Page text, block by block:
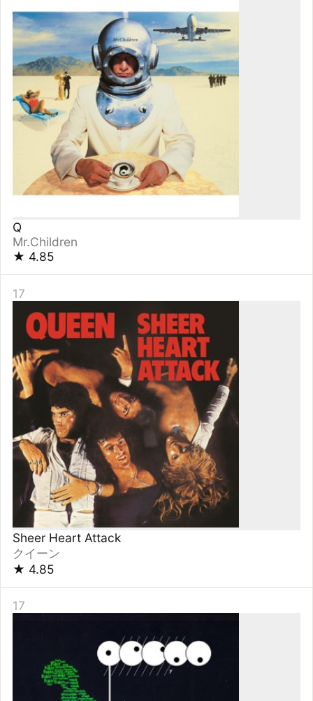
Sheer Heart Attack
クイーン
★4.85
17
DocumentaLy
サカナクション
★4.85
17
風街ろまん
はっぴいえんど
★4.85